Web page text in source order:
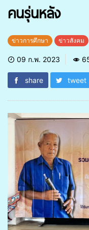
คนรุ่นหลัง
ข่าวการศึกษา ข่าวสังคม
09 ก.พ. 2023
share tweet